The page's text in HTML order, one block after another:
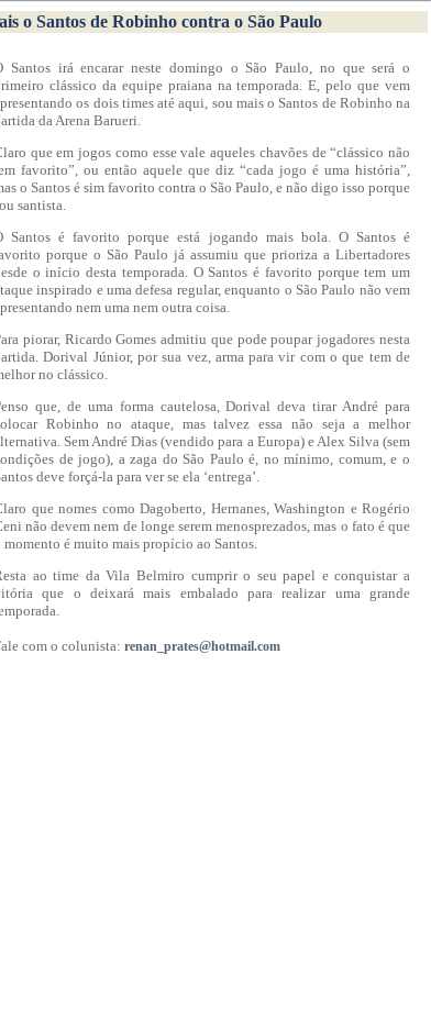
o Santos de Robinho contra o São Paulo
Santos irá encarar neste domingo o São Paulo, no que será o
clássico da equipe praiana na temporada. E, pelo que vem
os dois times até aqui, sou mais o Santos de Robinho na
da Arena Barueri.
que em jogos como esse vale aqueles chavões de “clássico não
favorito”, ou então aquele que diz “cada jogo é uma história”,
o Santos é sim favorito contra o São Paulo, e não digo isso porque
santista.
Santos é favorito porque está jogando mais bola. O Santos é
porque o São Paulo já assumiu que prioriza a Libertadores
o início desta temporada. O Santos é favorito porque tem um
inspirado e uma defesa regular, enquanto o São Paulo não vem
nem uma nem outra coisa.
piorar, Ricardo Gomes admitiu que pode poupar jogadores nesta
Dorival Júnior, por sua vez, arma para vir com o que tem de
no clássico.
que, de uma forma cautelosa, Dorival deva tirar André para
Robinho no ataque, mas talvez essa não seja a melhor
Sem André Dias (vendido para a Europa) e Alex Silva (sem
de jogo), a zaga do São Paulo é, no mínimo, comum, e o
deve forçá-la para ver se ela ‘entrega’.
que nomes como Dagoberto, Hernanes, Washington e Rogério
não devem nem de longe serem menosprezados, mas o fato é que
momento é muito mais propício ao Santos.
ao time da Vila Belmiro cumprir o seu papel e conquistar a
que o deixará mais embalado para realizar uma grande
com o colunista: renan_prates@hotmail.com